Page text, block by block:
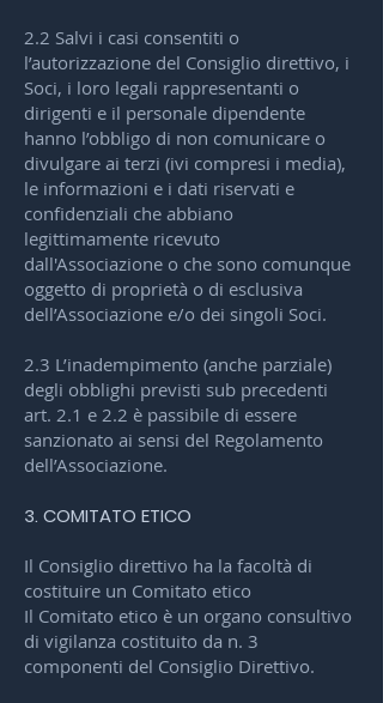
2.2 Salvi i casi consentiti o
l’autorizzazione del Consiglio direttivo, i
Soci, i loro legali rappresentanti o
dirigenti e il personale dipendente
hanno l’obbligo di non comunicare o
divulgare ai terzi (ivi compresi i media),
le informazioni e i dati riservati e
confidenziali che abbiano
legittimamente ricevuto
dall'Associazione o che sono comunque
oggetto di proprietà o di esclusiva
dell’Associazione e/o dei singoli Soci.
2.3 L’inadempimento (anche parziale)
degli obblighi previsti sub precedenti
art. 2.1 e 2.2 è passibile di essere
sanzionato ai sensi del Regolamento
dell’Associazione.
3. COMITATO ETICO
Il Consiglio direttivo ha la facoltà di
costituire un Comitato etico
Il Comitato etico è un organo consultivo
di vigilanza costituito da n. 3
componenti del Consiglio Direttivo.